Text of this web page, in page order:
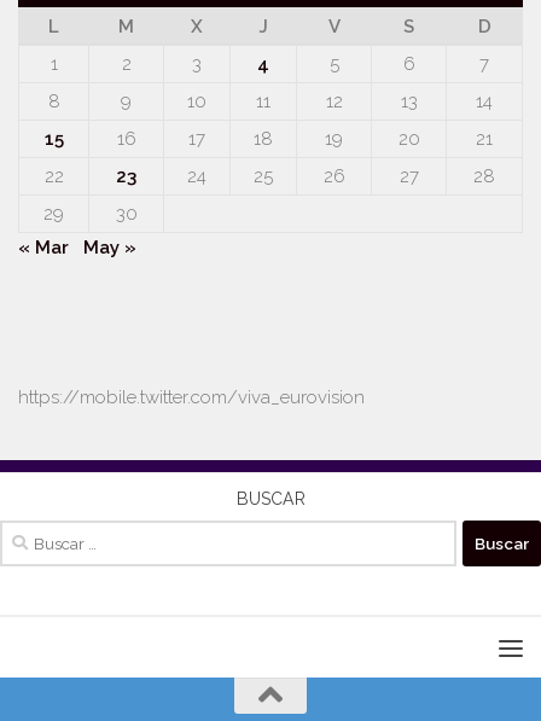
L
M X J V S
D
1
2 3 4 5 6
7
8
9 10 11 12 13
14
15
16 17 18 19 20
21
22
23 24 25 26 27
28
29
30
« Mar
May »
https://mobile.twitter.com/viva_eurovision
BUSCAR